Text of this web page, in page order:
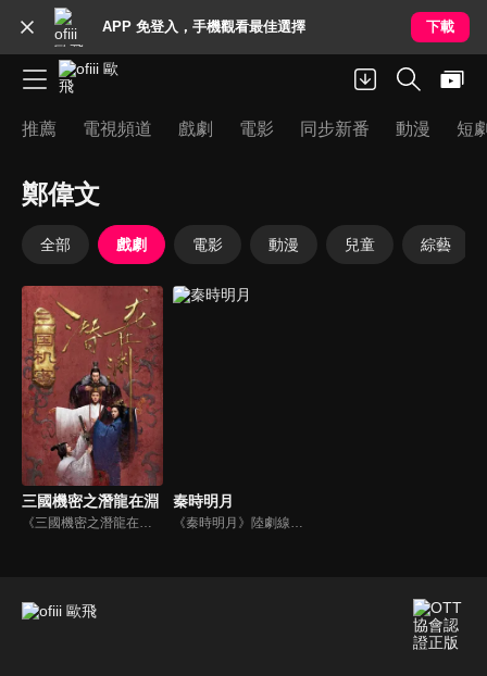
APP 免登入，手機觀看最佳選擇 下載
推薦 電視頻道 戲劇 電影 同步新番 動漫 短
鄭偉文
全部 戲劇 電影 動漫 兒童 綜藝
三國機密之潛龍在淵
《三國機密之潛龍在淵》陸劇線上看。靈帝寵妃王美人誕下雙生子，因遭何皇后迫害，對外稱只生一子劉協（馬天宇），另一個兒子劉平（馬天宇）則被人偷偷帶出，密養宮外。十八年後，各路諸侯互相征伐，傀儡皇帝劉協重病沉疴，為挽救大廈將傾的漢室，他密詔劉平回宮，替代自己復興漢室。
秦時明月
《秦時明月》陸劇線上看。荊軻之子荊天明、墨家巨子之女高月與楚國項氏少主項少羽三位少年的傳奇和在他們周圍圍繞著劍聖蓋聶、醫仙端木蓉、大野心家衛莊、墨家、聚散流沙、陰陽家各門派諸多人物的種種故事。